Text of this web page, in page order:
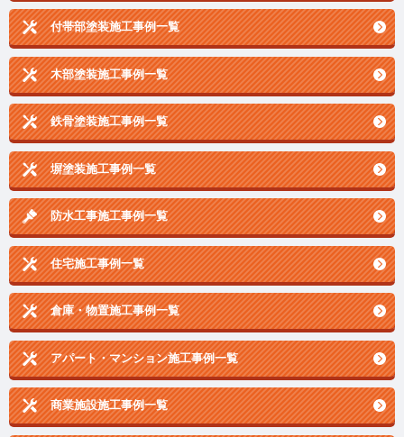
付帯部塗装施工事例一覧
木部塗装施工事例一覧
鉄骨塗装施工事例一覧
塀塗装施工事例一覧
防水工事施工事例一覧
住宅施工事例一覧
倉庫・物置施工事例一覧
アパート・マンション施工事例一覧
商業施設施工事例一覧